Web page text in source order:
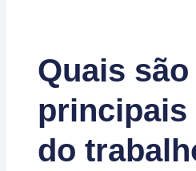
Quais
do